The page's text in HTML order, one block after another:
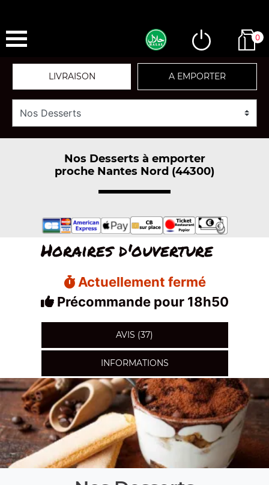
0
LIVRAISON A EMPORTER
Nos Desserts à emporter
proche Nantes Nord (44300)
Horaires d'ouverture
Actuellement fermé
Précommande pour 18h50
AVIS (37)
INFORMATIONS